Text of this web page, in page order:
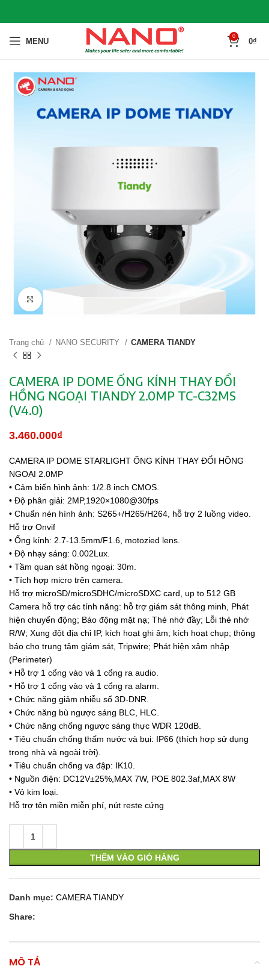
MENU
0
0₫
Click to enlarge
Trang chủ NANO SECURITY CAMERA TIANDY
CAMERA IP DOME ỐNG KÍNH THAY ĐỔI
HỒNG NGOẠI TIANDY 2.0MP TC-C32MS
(V4.0)
3.460.000₫
CAMERA IP DOME STARLIGHT ỐNG KÍNH THAY ĐỔI HỒNG
NGOẠI 2.0MP
• Cảm biến hình ảnh: 1/2.8 inch CMOS.
• Độ phân giải: 2MP,1920×1080@30fps
• Chuẩn nén hình ảnh: S265+/H265/H264, hỗ trợ 2 luồng video.
Hỗ trợ Onvif
• Ống kính: 2.7-13.5mm/F1.6, motozied lens.
• Độ nhạy sáng: 0.002Lux.
• Tầm quan sát hồng ngoại: 30m.
• Tích hợp micro trên camera.
Hỗ trợ microSD/microSDHC/microSDXC card, up to 512 GB
Camera hỗ trợ các tính năng: hỗ trợ giám sát thông minh, Phát
hiện chuyển động; Báo động mặt nạ; Thẻ nhớ đầy; Lỗi thẻ nhớ
R/W; Xung đột địa chỉ IP, kích hoạt ghi âm; kích hoạt chụp; thông
báo cho trung tâm giám sát, Tripwire; Phát hiện xâm nhập
(Perimeter)
• Hỗ trợ 1 cổng vào và 1 cổng ra audio.
• Hỗ trợ 1 cổng vào và 1 cổng ra alarm.
• Chức năng giảm nhiễu số 3D-DNR.
• Chức năng bù ngược sáng BLC, HLC.
• Chức năng chống ngược sáng thực WDR 120dB.
• Tiêu chuẩn chống thấm nước và bụi: IP66 (thích hợp sử dụng
trong nhà và ngoài trời).
• Tiêu chuẩn chống va đập: IK10.
• Nguồn điện: DC12V±25%,MAX 7W, POE 802.3af,MAX 8W
• Vỏ kim loại.
Hỗ trợ tên miền miễn phí, nút reste cứng
THÊM VÀO GIỎ HÀNG
Danh mục: CAMERA TIANDY
Share:
MÔ TẢ